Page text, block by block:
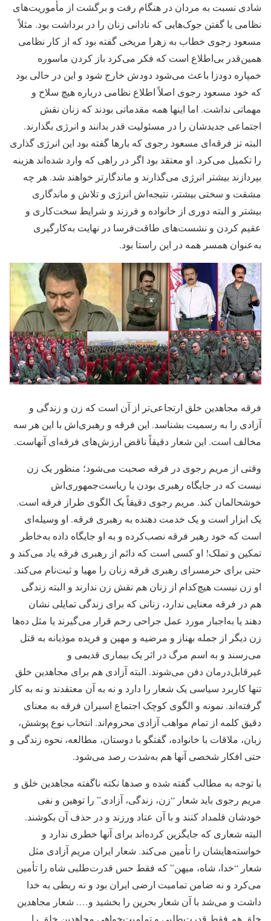
شادی نسبت به مردان در هنگام رفت‌ و برگشت از مأموریت‌های
نظامی یا گفتن جوک‌هایی که نادانی زنان را در برداشت بود. مثلاً
مسعود رجوی خطاب به زهرا مریخی گفته بود که از کار نظامی
همین‌قدر بی‌اطلاع است که فکر می‌کرد باز کردن ماسوره
خمپاره دودزا باعث می‌شود دودش خارج شود و این در حالی بود
که خود مسعود رجوی اصلاً اطلاع نظامی درباره هیچ سلاح و
مهماتی نداشت. اما اینها همه مقدماتی بودند که زنان نقش
اجتماعی جدیدشان را در مسئولیت قدر بدانند و انرژی بگذارند.
البته تز فرقه‌ای مسعود رجوی که بارها گفته بود این انرژی گذاری
را تکمیل می‌کرد. او معتقد بود اگر در راهی که وارد شده‌اند هزینه
بپردازند بیشتر انرژی می‌گذارند و ماندگارتر خواهند شد. هر چه
مشقت و سختی بیشتر، نتیجه‌اش انرژی و تلاش و ماندگاری
بیشتر و البته دوری از خانواده و فرزند و شرایط سخت‌کاری و
عقیم کردن و نشست‌های طاقت‌فرسا در نهایت به‌کارگیری
به‌عنوان همسر همه در این راستا بود.
فرقه مجاهدین خلق ارتجاعی‌تر از آن است که زن و زندگی و
آزادی را به رسمیت بشناسد. این فرقه و رهبری‌اش با این هر سه
مخالف است. این شعار دقیقاً ناقض ارزش‌های فرقه‌ای آنهاست.
وقتی از مریم رجوی در فرقه صحبت می‌شود؛ منظور یک زن
نیست که در جایگاه رهبری بودن یا ریاست‌جمهوری‌اش
خوشحالمان کند. مریم رجوی دقیقاً یک الگوی طراز فرقه است.
یک ابزار است و یک خدمت دهنده به رهبری فرقه. او وسیله‌ای
است که خود رهبر فرقه نصب‌کرده و به او جایگاه داده به‌خاطر
تمکین و تملک! او کسی است که دائم از رهبری فرقه یاد می‌کند و
حتی برای حرمسرای رهبری فرقه زنان را مهیا و ثبت‌نام می‌کند.
او زن نیست هیچ‌کدام از زنان هم نقش زن ندارند و البته زندگی
هم در فرقه معنایی ندارد، زنانی که برای زندگی تمایلی نشان
دهند یا به‌اجبار مورد عمل جراحی رحم قرار می‌گیرند یا مثل ده‌ها
زن دیگر از جمله بهناز و مرضیه و مهین و فریده موذیانه به قتل
می‌رسند و به اسم مرگ در اثر یک بیماری قدیمی و
غیرقابل‌درمان دفن می‌شوند. البته آزادی هم برای مجاهدین خلق
تنها کاربرد سیاسی یک شعار را دارد و نه به آن معتقدند و نه به کار
گرفته‌اند. نمونه و الگوی کوچک اجتماع اسیران فرقه به معنای
دقیق کلمه از تمام مواهب آزادی محروم‌اند. انتخاب نوع پوشش،
زبان، ملاقات با خانواده، گفتگو با دوستان، مطالعه، نحوه زندگی و
حتی افکار شخصی آنها هم به‌شدت رصد می‌شود.
با توجه‌ به مطالب گفته شده و صدها نکته ناگفته مجاهدین خلق و
مریم رجوی باید شعار “زن، زندگی، آزادی” را توهین و نفی
خودشان قلمداد کنند و با آن عناد ورزند و در حذف آن بکوشند.
البته شعاری که جایگزین کرده‌اند برای آنها خطری ندارد و
خواسته‌هایشان را تأمین می‌کند. شعار ایران مریم آزادی مثل
شعار “خدا، شاه، میهن” که فقط حس قدرت‌طلبی شاه را تأمین
می‌کرد و نه ضامن تمامیت ارضی ایران بود و نه ربطی به خدا
داشت و می‌شد با آن شعار بحرین را بخشید و…. شعار مجاهدین
خلق هم فقط قدرت‌طلبی و تمامیت‌خواهی مجاهدین خلق را